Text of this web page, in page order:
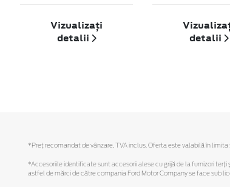
Vizualizați
detalii
detalii
*Preţ recomandat de vânzare, TVA inclus. Oferta este valabilă în limita
*Accesoriile identificate sunt accesorii alese cu grijă de la furnizori
astfel de mărci de către compania Ford Motor Company se face sub